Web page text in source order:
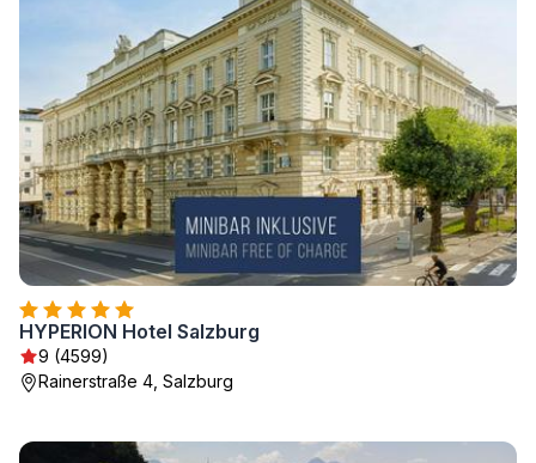
HYPERION Hotel Salzburg
9 (4599)
Rainerstraße 4, Salzburg